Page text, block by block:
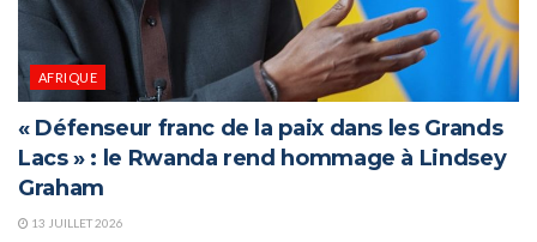
AFRIQUE
« Défenseur franc de la paix dans les Grands
Lacs » : le Rwanda rend hommage à Lindsey
Graham
13 JUILLET 2026